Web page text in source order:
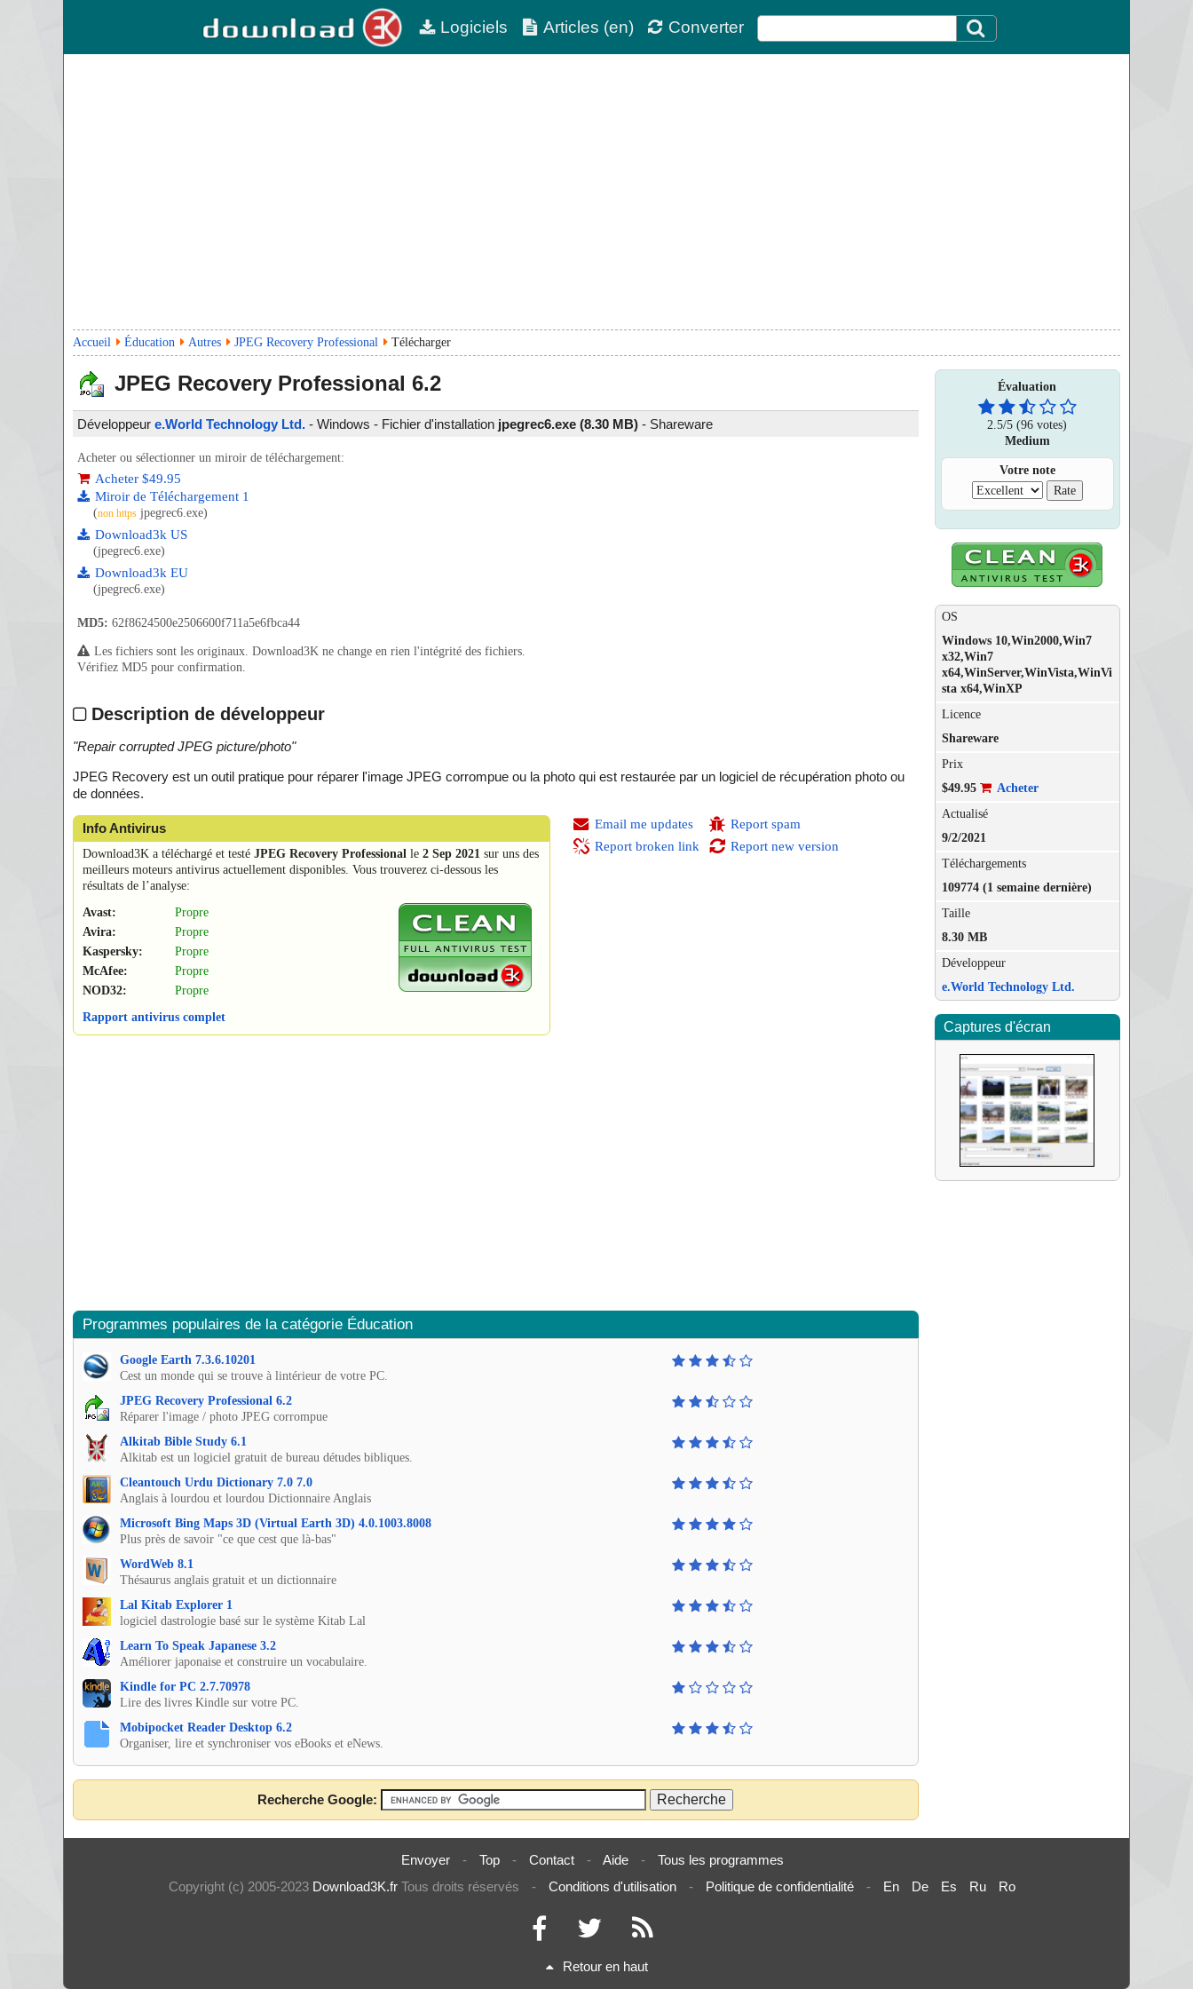
Logiciels Articles (en) Converter
Accueil Éducation Autres JPEG Recovery Professional Télécharger
JPEG Recovery Professional 6.2
Développeur e.World Technology Ltd. - Windows - Fichier d'installation jpegrec6.exe (8.30 MB) - Shareware
Acheter ou sélectionner un miroir de téléchargement:
Acheter $49.95
Miroir de Téléchargement 1
(non https jpegrec6.exe)
Download3k US
(jpegrec6.exe)
Download3k EU
(jpegrec6.exe)
MD5: 62f8624500e2506600f711a5e6fbca44
Les fichiers sont les originaux. Download3K ne change en rien l'intégrité des fichiers.
Vérifiez MD5 pour confirmation.
Description de développeur
"Repair corrupted JPEG picture/photo"
JPEG Recovery est un outil pratique pour réparer l'image JPEG corrompue ou la photo qui est restaurée par un logiciel de récupération photo ou
de données.
Info Antivirus
Download3K a téléchargé et testé JPEG Recovery Professional le 2 Sep 2021 sur uns des
meilleurs moteurs antivirus actuellement disponibles. Vous trouverez ci-dessous les
résultats de l’analyse:
Avast:
Propre
Avira:
Propre
Kaspersky:
Propre
McAfee:
Propre
NOD32:
Propre
Rapport antivirus complet
Email me updates
Report broken link
Report spam
Report new version
Programmes populaires de la catégorie Éducation
Google Earth 7.3.6.10201
Cest un monde qui se trouve à lintérieur de votre PC.
JPEG Recovery Professional 6.2
Réparer l'image / photo JPEG corrompue
Alkitab Bible Study 6.1
Alkitab est un logiciel gratuit de bureau détudes bibliques.
Cleantouch Urdu Dictionary 7.0 7.0
Anglais à lourdou et lourdou Dictionnaire Anglais
Microsoft Bing Maps 3D (Virtual Earth 3D) 4.0.1003.8008
Plus près de savoir "ce que cest que là-bas"
WordWeb 8.1
Thésaurus anglais gratuit et un dictionnaire
Lal Kitab Explorer 1
logiciel dastrologie basé sur le système Kitab Lal
Learn To Speak Japanese 3.2
Améliorer japonaise et construire un vocabulaire.
Kindle for PC 2.7.70978
Lire des livres Kindle sur votre PC.
Mobipocket Reader Desktop 6.2
Organiser, lire et synchroniser vos eBooks et eNews.
Recherche Google:
Évaluation
2.5/5 (96 votes)
Medium
Votre note
OS
Windows 10,Win2000,Win7
x32,Win7
x64,WinServer,WinVista,WinVi
sta x64,WinXP
Licence
Shareware
Prix
$49.95
Acheter
Actualisé
9/2/2021
Téléchargements
109774 (1 semaine dernière)
Taille
8.30 MB
Développeur
e.World Technology Ltd.
Captures d'écran
Envoyer - Top - Contact - Aide -
Tous les programmes
Copyright (c) 2005-2023 Download3K.fr Tous droits réservés - Conditions d'utilisation - Politique de confidentialité - En De Es Ru Ro
Retour en haut